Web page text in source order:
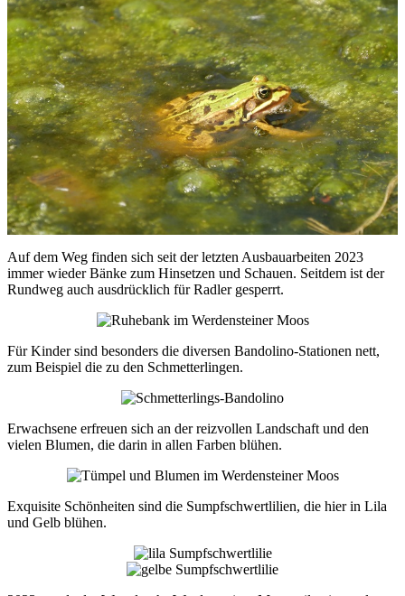
Auf dem Weg finden sich seit der letzten Ausbauarbeiten 2023
immer wieder Bänke zum Hinsetzen und Schauen. Seitdem ist der
Rundweg auch ausdrücklich für Radler gesperrt.
Für Kinder sind besonders die diversen Bandolino-Stationen nett,
zum Beispiel die zu den Schmetterlingen.
Erwachsene erfreuen sich an der reizvollen Landschaft und den
vielen Blumen, die darin in allen Farben blühen.
Exquisite Schönheiten sind die Sumpfschwertlilien, die hier in Lila
und Gelb blühen.